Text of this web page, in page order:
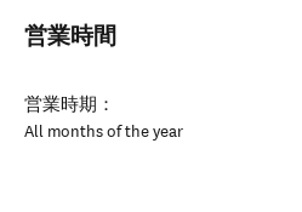
営業時間
営業時期：
All months of the year